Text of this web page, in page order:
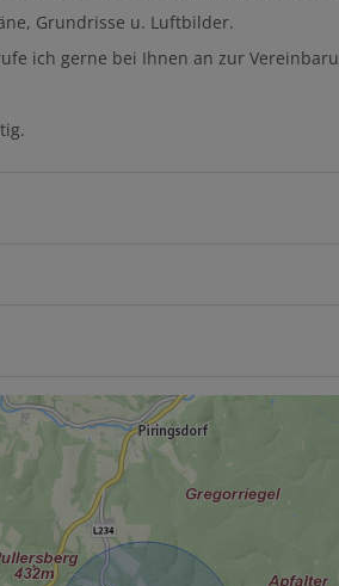
Grundrisse u. Luftbilder.
ich gerne bei Ihnen an zur